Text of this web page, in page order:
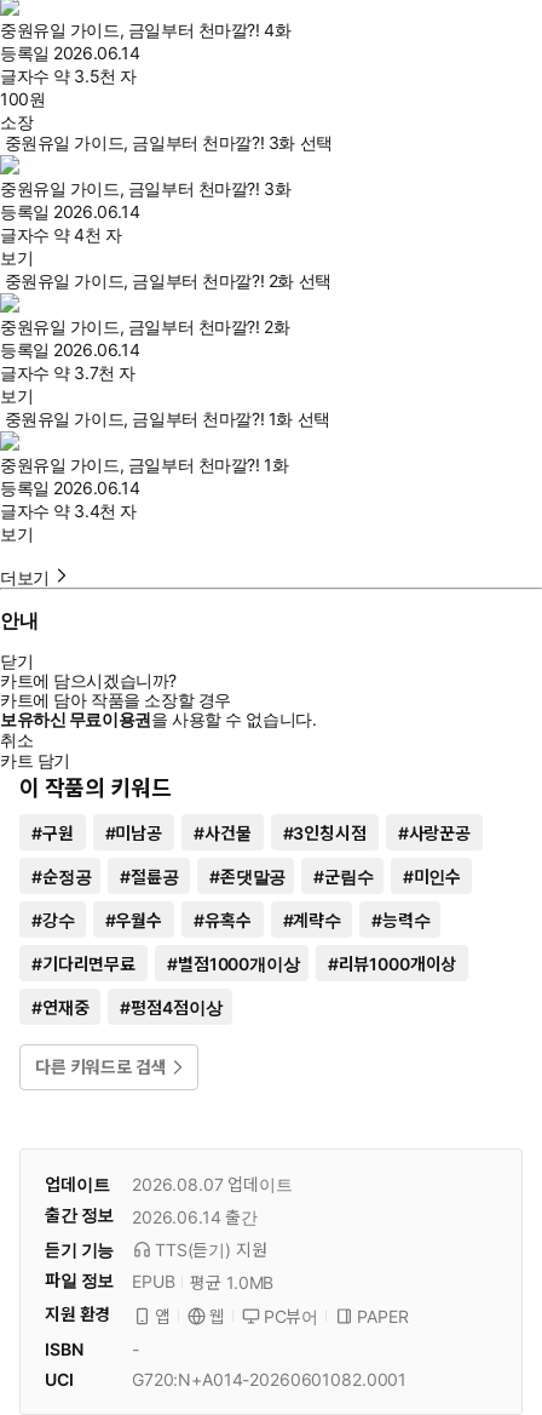
중원유일 가이드, 금일부터 천마깔?! 4화
등록일 2026.06.14
글자수 약 3.5천 자
100원
소장
중원유일 가이드, 금일부터 천마깔?! 3화 선택
중원유일 가이드, 금일부터 천마깔?! 3화
등록일 2026.06.14
글자수 약 4천 자
보기
중원유일 가이드, 금일부터 천마깔?! 2화 선택
중원유일 가이드, 금일부터 천마깔?! 2화
등록일 2026.06.14
글자수 약 3.7천 자
보기
중원유일 가이드, 금일부터 천마깔?! 1화 선택
중원유일 가이드, 금일부터 천마깔?! 1화
등록일 2026.06.14
글자수 약 3.4천 자
보기
더보기
안내
닫기
카트에 담으시겠습니까?
카트에 담아 작품을 소장할 경우
보유하신 무료이용권을 사용할 수 없습니다.
취소
카트 담기
이 작품의 키워드
#구원 #미남공 #사건물 #3인칭시점 #사랑꾼공
#순정공 #절륜공 #존댓말공 #군림수 #미인수
#강수 #우월수 #유혹수 #계략수 #능력수
#기다리면무료 #별점1000개이상 #리뷰1000개이상
#연재중 #평점4점이상
다른 키워드로 검색
업데이트 2026.08.07업데이트
출간 정보
2026.06.14 출간
듣기 기능
TTS(듣기) 지원
파일 정보
EPUB
평균 1.0MB
지원 환경
앱 웹 PC뷰어
PAPER
ISBN
-
UCI
G720:N+A014-20260601082.0001